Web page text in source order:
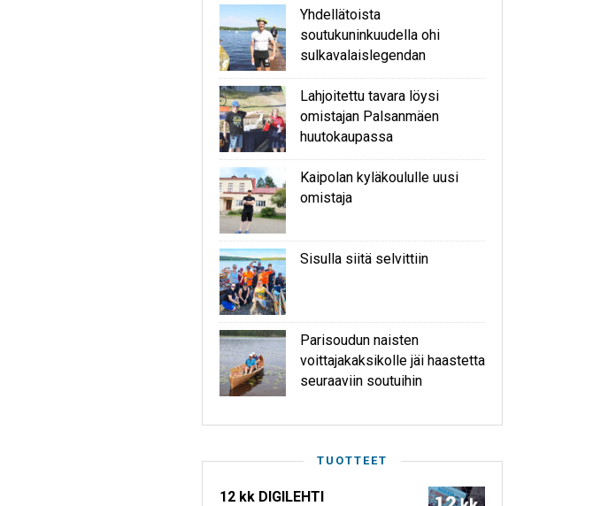
Yhdellätoista
soutukuninkuudella ohi
sulkavalaislegendan
Lahjoitettu tavara löysi
omistajan Palsanmäen
huutokaupassa
Kaipolan kyläkoululle uusi
omistaja
Sisulla siitä selvittiin
Parisoudun naisten
voittajakaksikolle jäi haastetta
seuraaviin soutuihin
TUOTTEET
12 kk DIGILEHTI